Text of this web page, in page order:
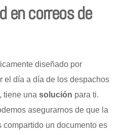
en correos de
diseñado por
el día a día de los despachos
tiene unasolución para ti.
asegurarnos de que la
compartido un documento es